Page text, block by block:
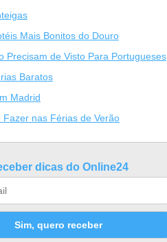
Mais Bonitos do Douro
Precisam de Visto Para Portugueses
Baratos
Madrid
Fazer nas Férias de Verão
dicas do Online24
Sim, quero receber